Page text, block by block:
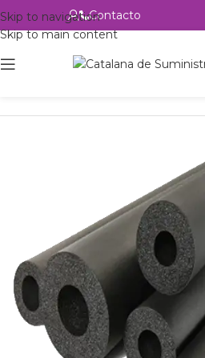
Skip to navigation
Skip to main content
Contacto